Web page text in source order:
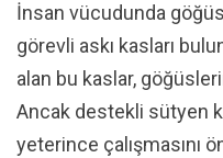
İnsan vücudunda
görevli askı kasları
alan bu kaslar,
Ancak destekli sütyen
yeterince çalışmasını